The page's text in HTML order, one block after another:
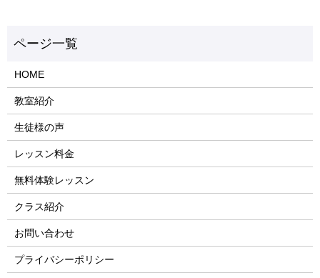
HOME
教室紹介
生徒様の声
レッスン料金
無料体験レッスン
クラス紹介
お問い合わせ
プライバシーポリシー